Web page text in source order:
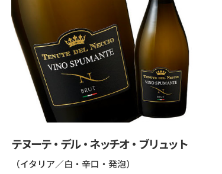
テヌーテ・デル・ネッチオ・ブリュット
（イタリア／白・辛口・発泡）